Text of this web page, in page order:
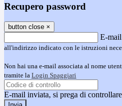
Recupero password
button close ×
E-mail
all'indirizzo indicato con le istruzioni
Non hai una e-mail associata al nome
tramite la Login Spaggiari
E-mail inviata, si prega di